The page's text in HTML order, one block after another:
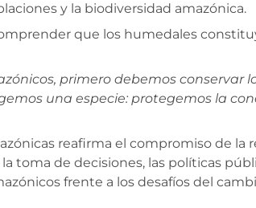
y la biodiversidad amazónica.
que los humedales
primero debemos conservar
una especie: protegemos la
reafirma el compromiso de
toma de decisiones, las políticas
frente a los desafíos del